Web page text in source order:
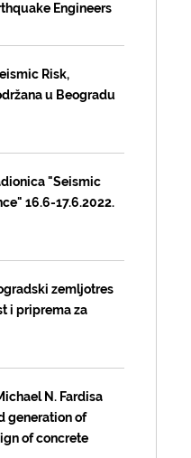
Engineers
Risk,
u Beogradu
"Seismic
16.6-17.6.2022.
zemljotres
i priprema za
N. Fardisa
generation of
of concrete